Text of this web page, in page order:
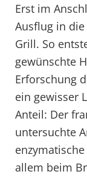
Erst im
Ausflug in
Grill. So
gewünschte
Erforschung
ein gewisser
Anteil: Der
untersuchte
allem beim